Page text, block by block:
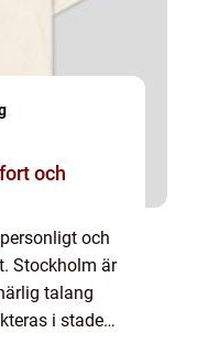
och
Stockholm är
talang
i stadens